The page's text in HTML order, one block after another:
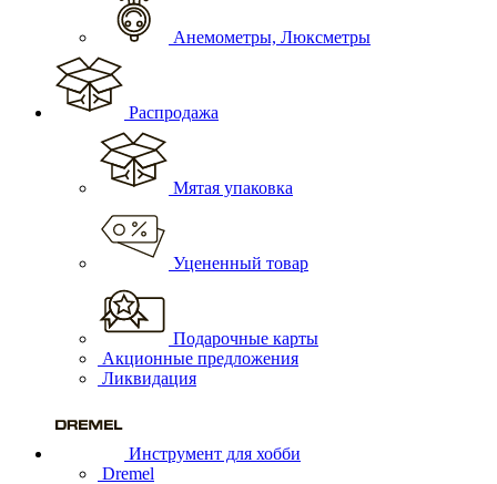
Анемометры, Люксметры
Распродажа
Мятая упаковка
Уцененный товар
Подарочные карты
Акционные предложения
Ликвидация
Инструмент для хобби
Dremel